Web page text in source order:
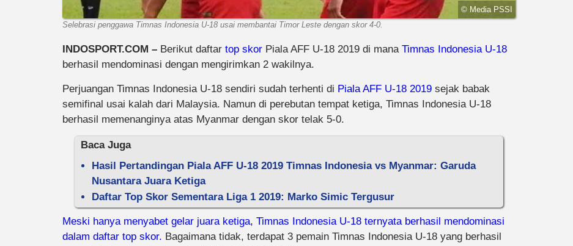
© Media PSSI
Selebrasi penggawa Timnas Indonesia U-18 usai membantai Timor Leste dengan skor 4-0.
INDOSPORT.COM – Berikut daftar top skor Piala AFF U-18 2019 di mana Timnas Indonesia U-18
berhasil mendominasi dengan mengirimkan 2 wakilnya.
Perjuangan Timnas Indonesia U-18 sendiri sudah terhenti di Piala AFF U-18 2019 sejak babak
semifinal usai kalah dari Malaysia. Namun di perebutan tempat ketiga, Timnas Indonesia U-18
berhasil memenanginya atas Myanmar dengan skor telak 5-0.
Baca Juga
Hasil Pertandingan Piala AFF U-18 2019 Timnas Indonesia vs Myanmar: Garuda
Nusantara Juara Ketiga
Daftar Top Skor Sementara Liga 1 2019: Marko Simic Tergusur
Meski hanya menyabet gelar juara ketiga, Timnas Indonesia U-18 ternyata berhasil mendominasi
dalam daftar top skor. Bagaimana tidak, terdapat 3 pemain Timnas Indonesia U-18 yang berhasil